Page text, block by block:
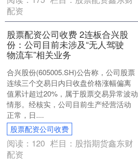
配资
股票配资公司收费 2连板合兴股
份：公司目前未涉及“无人驾驶
物流车”相关业务
合兴股份(605005.SH)公告称，公司股票
连续三个交易日内日收盘价格涨幅偏离
值累计超过20%，属于股票交易异常波动
情形。经核实，公司目前生产经营活动
正常，日....
股票配资公司收费
阅读： 120 栏目： 股指期货鑫东财
配资